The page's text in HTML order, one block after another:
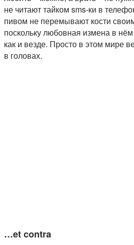
не читают тайком sms-ки в
пивом не перемывают кости
поскольку любовная измена в
как и везде. Просто в этом мире
в головах.
…et contra